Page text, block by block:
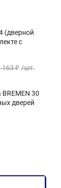
(дверной
с
163 ₽ /шт.
30
дверей